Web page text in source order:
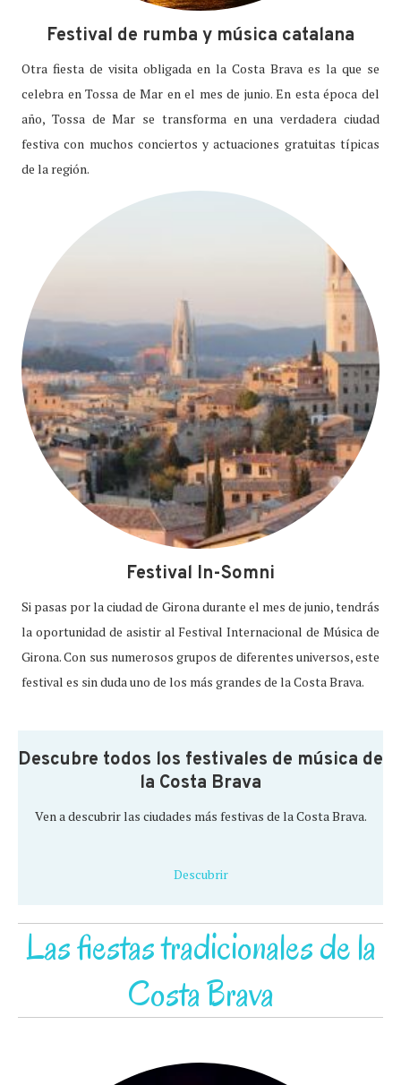
Festival de rumba y música catalana
Otra fiesta de visita obligada en la Costa Brava es la que se
celebra en Tossa de Mar en el mes de junio. En esta época del
año, Tossa de Mar se transforma en una verdadera ciudad
festiva con muchos conciertos y actuaciones gratuitas típicas
de la región.
Festival In-Somni
Si pasas por la ciudad de Girona durante el mes de junio, tendrás
la oportunidad de asistir al Festival Internacional de Música de
Girona. Con sus numerosos grupos de diferentes universos, este
festival es sin duda uno de los más grandes de la Costa Brava.
Descubre todos los festivales de música de
la Costa Brava
Ven a descubrir las ciudades más festivas de la Costa Brava.
Descubrir
Las fiestas tradicionales de la
Costa Brava